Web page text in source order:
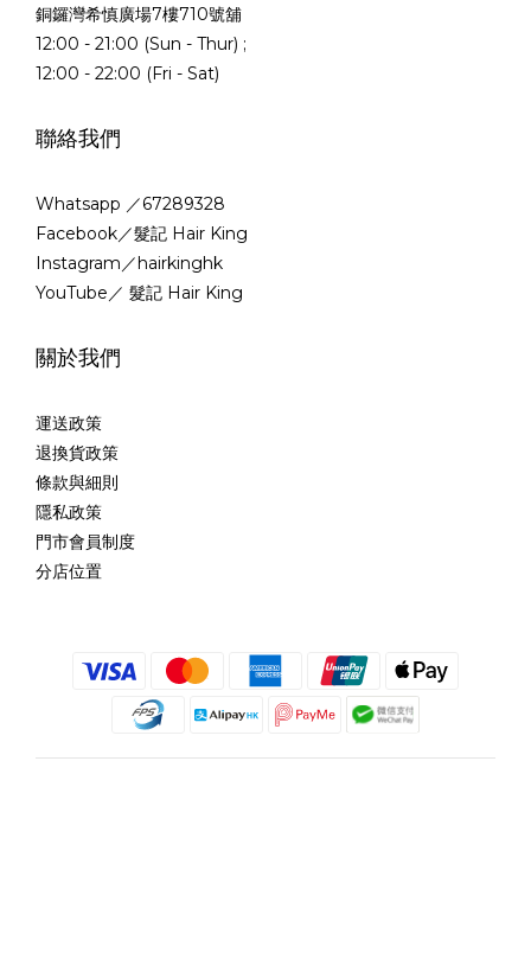
銅鑼灣希慎廣場7樓710號舖
12:00 - 21:00 (Sun - Thur) ;
12:00 - 22:00 (Fri - Sat)
聯絡我們
Whatsapp ／67289328
Facebook／髮記 Hair King
Instagram／hairkinghk
YouTube／ 髮記 Hair King
關於我們
運送政策
退換貨政策
條款與細則
隱私政策
門市會員制度
分店位置